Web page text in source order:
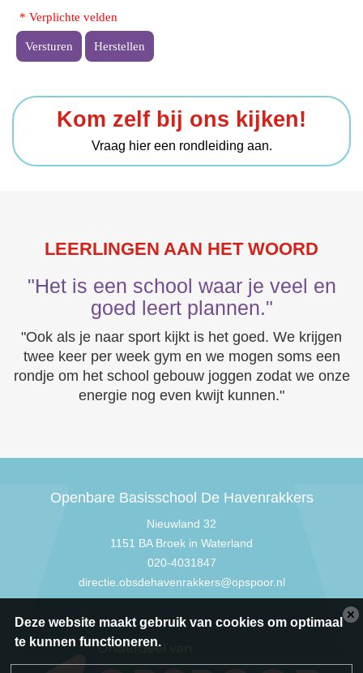
* Verplichte velden
Versturen Herstellen
Kom zelf bij ons kijken!
Vraag hier een rondleiding aan.
LEERLINGEN AAN HET WOORD
"Het is een school waar je veel en
goed leert plannen."
"Ook als je naar sport kijkt is het goed. We krijgen
twee keer per week gym en we mogen soms een
rondje om het school gebouw joggen zodat we onze
energie nog even kwijt kunnen."
Openbare Basisschool De Havenrakkers
Nieuwland 32
1151 BA Broek in Waterland
020-4031847
directie.obsdehavenrakkers@opspoor.nl
Deze website maakt gebruik van cookies om optimaal
te kunnen functioneren.